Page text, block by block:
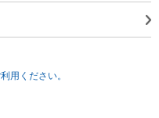
用ください。